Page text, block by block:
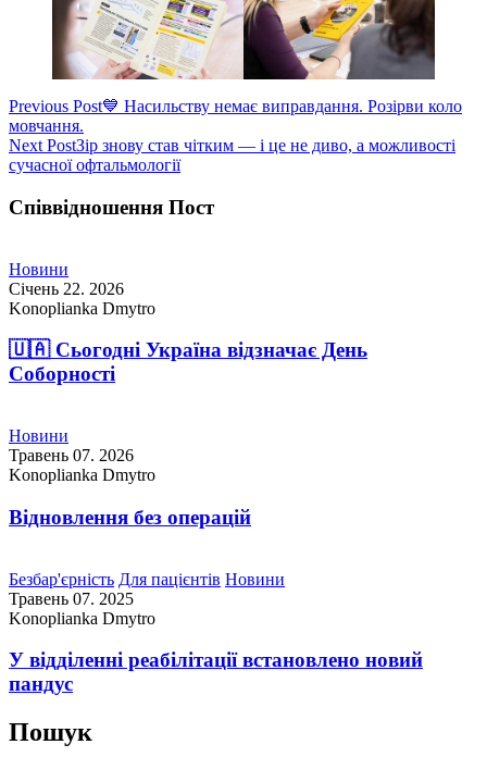
Навігація
записів
Previous Post💙 Насильству немає виправдання. Розірви коло
мовчання.
Next PostЗір знову став чітким — і це не диво, а можливості
сучасної офтальмології
Співвідношення Пост
Новини
Січень 22. 2026
Konoplianka Dmytro
🇺🇦 Сьогодні Україна відзначає День
Соборності
Новини
Травень 07. 2026
Konoplianka Dmytro
Відновлення без операцій
Безбар'єрність Для пацієнтів Новини
Травень 07. 2025
Konoplianka Dmytro
У відділенні реабілітації встановлено новий
пандус
Пошук